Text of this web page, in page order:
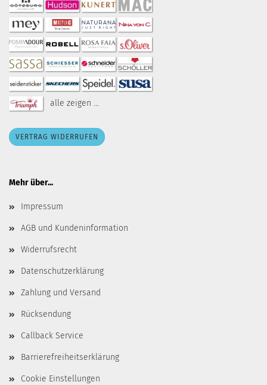
alle zeigen ...
VERTRAG WIDERRUFEN
Mehr über...
Impressum
AGB und Kundeninformation
Widerrufsrecht
Datenschutzerklärung
Zahlung und Versand
Rücksendung
Callback Service
Barrierefreiheitserklärung
Cookie Einstellungen